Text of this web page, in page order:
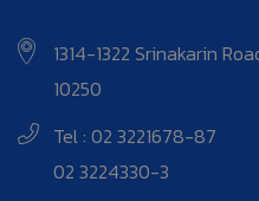
1314-1322 Srinakarin
10250
Tel : 02 3221678-87
02 3224330-3